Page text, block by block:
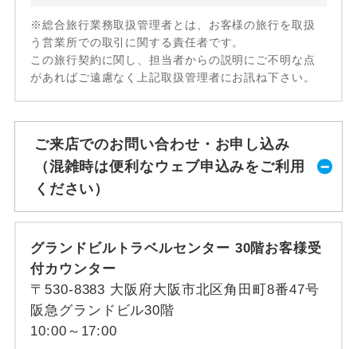
※総合旅行業務取扱管理者とは、お客様の旅行を取扱
う営業所での取引に関する責任者です。
この旅行契約に関し、担当者からの説明にご不明な点
があればご遠慮なく上記取扱管理者にお訊ね下さい。
ご来店でのお問い合わせ・お申し込み
（混雑時は便利なウェブ申込みをご利用
ください）
グランドビルトラベルセンター 30階お客様受
付カウンター
〒530-8383 大阪府大阪市北区角田町8番47号
阪急グランドビル30階
10:00～17:00